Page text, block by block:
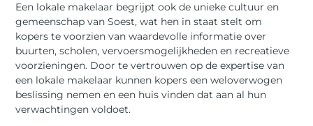
Een lokale makelaar begrijpt ook de unieke cultuur en
gemeenschap van Soest, wat hen in staat stelt om
kopers te voorzien van waardevolle informatie over
buurten, scholen, vervoersmogelijkheden en recreatieve
voorzieningen. Door te vertrouwen op de expertise van
een lokale makelaar kunnen kopers een weloverwogen
beslissing nemen en een huis vinden dat aan al hun
verwachtingen voldoet.